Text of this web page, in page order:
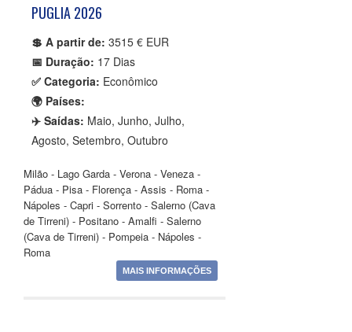
PUGLIA 2026
💲 A partir de: 3515 € EUR
📅 Duração: 17 Dias
✅ Categoria: Econômico
🌍 Países:
✈️ Saídas: Maio, Junho, Julho,
Agosto, Setembro, Outubro
Milão - Lago Garda - Verona - Veneza -
Pádua - Pisa - Florença - Assis - Roma -
Nápoles - Capri - Sorrento - Salerno (Cava
de Tirreni) - Positano - Amalfi - Salerno
(Cava de Tirreni) - Pompeia - Nápoles -
Roma
MAIS INFORMAÇÕES